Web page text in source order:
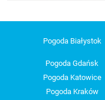
Pogoda Białystok
Pogoda Gdańsk
Pogoda Katowice
Pogoda Kraków